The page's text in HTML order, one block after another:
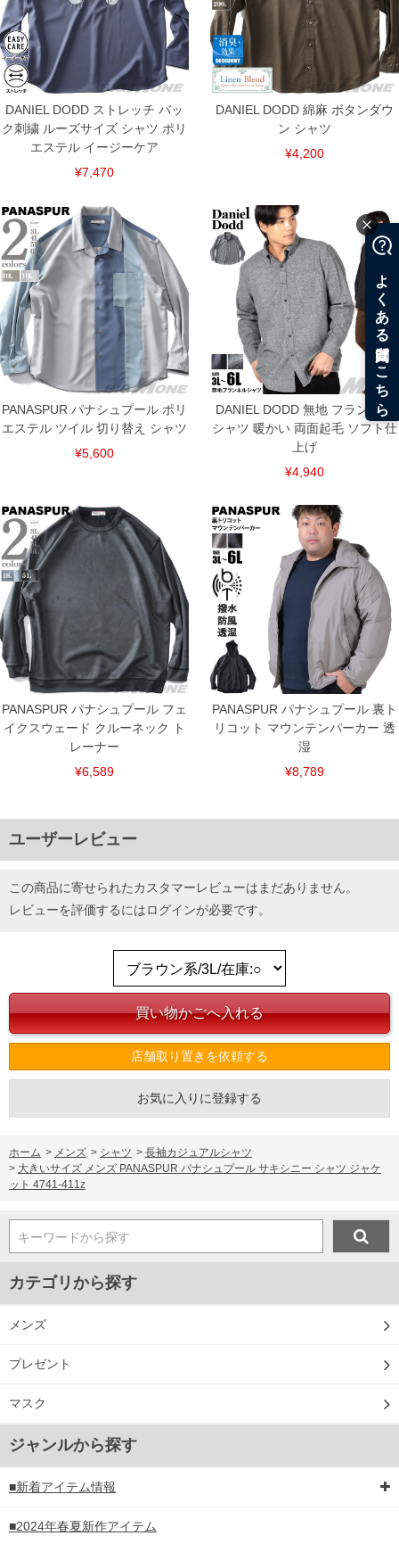
DANIEL DODD ストレッチ バッ
ク刺繍 ルーズサイズ シャツ ポリ
エステル イージーケア
¥7,470
DANIEL DODD 綿麻 ボタンダウ
ン シャツ
¥4,200
PANASPUR パナシュプール ポリ
エステル ツイル 切り替え シャツ
¥5,600
DANIEL DODD 無地 フランネル
シャツ 暖かい 両面起毛 ソフト仕
上げ
¥4,940
PANASPUR パナシュプール フェ
イクスウェード クルーネック ト
レーナー
¥6,589
PANASPUR パナシュプール 裏ト
リコット マウンテンパーカー 透
湿
¥8,789
ユーザーレビュー
この商品に寄せられたカスタマーレビューはまだありません。
レビューを評価するにはログインが必要です。
店舗取り置きを依頼する
お気に入りに登録する
ホーム > メンズ > シャツ > 長袖カジュアルシャツ
> 大きいサイズ メンズ PANASPUR パナシュプール サキシニー シャツ ジャケ
ット 4741-411z
キーワードから探す
カテゴリから探す
メンズ
プレゼント
マスク
ジャンルから探す
■新着アイテム情報
■2024年春夏新作アイテム